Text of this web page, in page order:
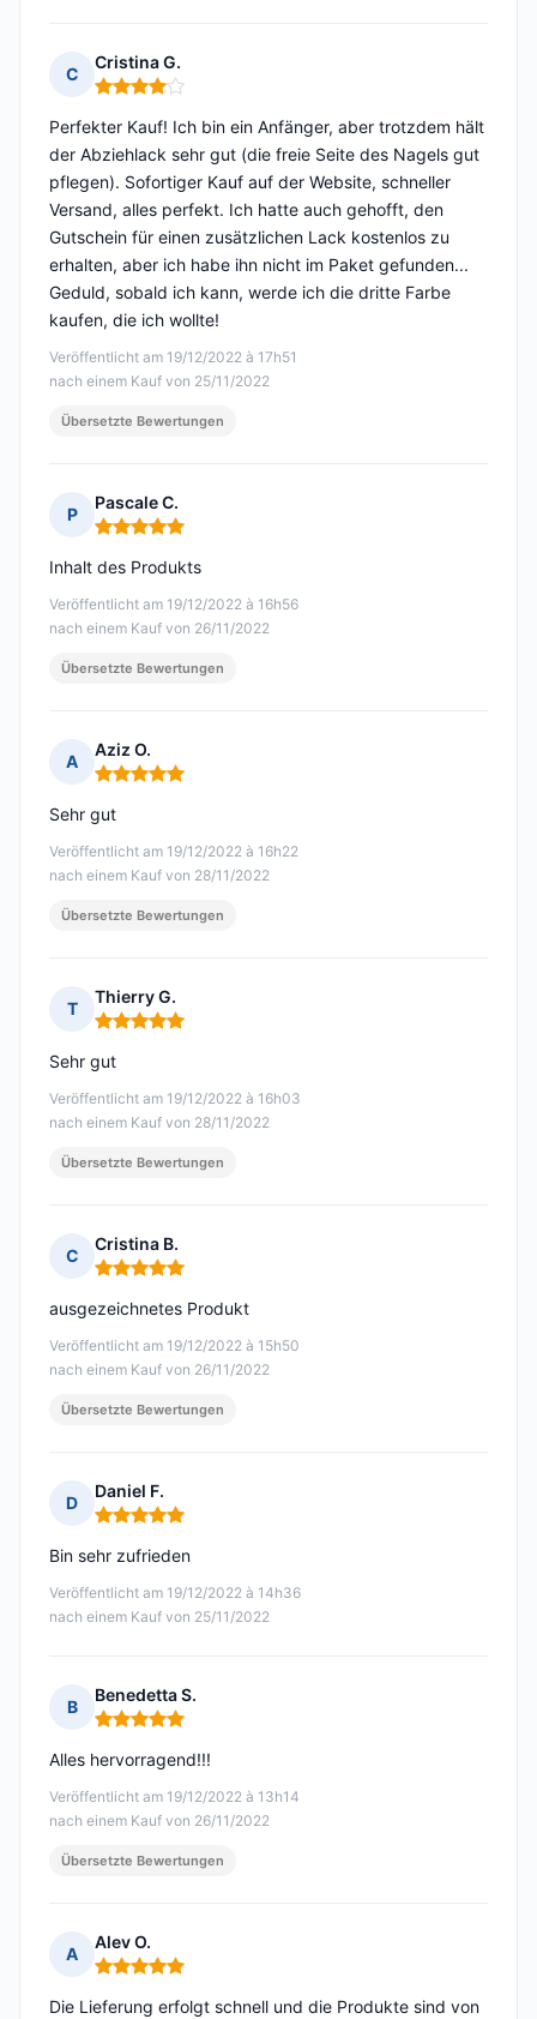
C
Cristina G.
Hinweis: 4 von 5
Veröffentlicht am 19/12/2022 à 17h51
nach einem Kauf von 25/11/2022
Perfekter Kauf! Ich bin ein Anfänger, aber trotzdem hält
der Abziehlack sehr gut (die freie Seite des Nagels gut
pflegen). Sofortiger Kauf auf der Website, schneller
Versand, alles perfekt. Ich hatte auch gehofft, den
Gutschein für einen zusätzlichen Lack kostenlos zu
erhalten, aber ich habe ihn nicht im Paket gefunden...
Geduld, sobald ich kann, werde ich die dritte Farbe
kaufen, die ich wollte!
Übersetzte Bewertungen
P
Pascale C.
Hinweis: 5 von 5
Veröffentlicht am 19/12/2022 à 16h56
nach einem Kauf von 26/11/2022
Inhalt des Produkts
Übersetzte Bewertungen
A
Aziz O.
Hinweis: 5 von 5
Veröffentlicht am 19/12/2022 à 16h22
nach einem Kauf von 28/11/2022
Sehr gut
Übersetzte Bewertungen
T
Thierry G.
Hinweis: 5 von 5
Veröffentlicht am 19/12/2022 à 16h03
nach einem Kauf von 28/11/2022
Sehr gut
Übersetzte Bewertungen
C
Cristina B.
Hinweis: 5 von 5
Veröffentlicht am 19/12/2022 à 15h50
nach einem Kauf von 26/11/2022
ausgezeichnetes Produkt
Übersetzte Bewertungen
D
Daniel F.
Hinweis: 5 von 5
Veröffentlicht am 19/12/2022 à 14h36
nach einem Kauf von 25/11/2022
Bin sehr zufrieden
B
Benedetta S.
Hinweis: 5 von 5
Veröffentlicht am 19/12/2022 à 13h14
nach einem Kauf von 26/11/2022
Alles hervorragend!!!
Übersetzte Bewertungen
A
Alev O.
Hinweis: 5 von 5
Die Lieferung erfolgt schnell und die Produkte sind von